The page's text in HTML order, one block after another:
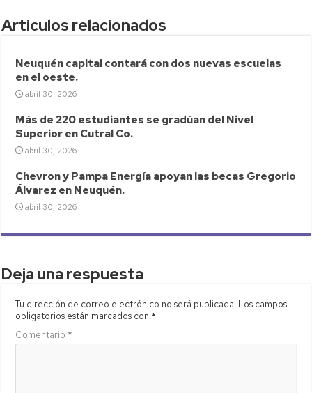
Articulos relacionados
Neuquén capital contará con dos nuevas escuelas
en el oeste.
abril 30, 2026
Más de 220 estudiantes se gradúan del Nivel
Superior en Cutral Co.
abril 30, 2026
Chevron y Pampa Energía apoyan las becas Gregorio
Álvarez en Neuquén.
abril 30, 2026
Deja una respuesta
Tu dirección de correo electrónico no será publicada. Los campos
obligatorios están marcados con *
Comentario *